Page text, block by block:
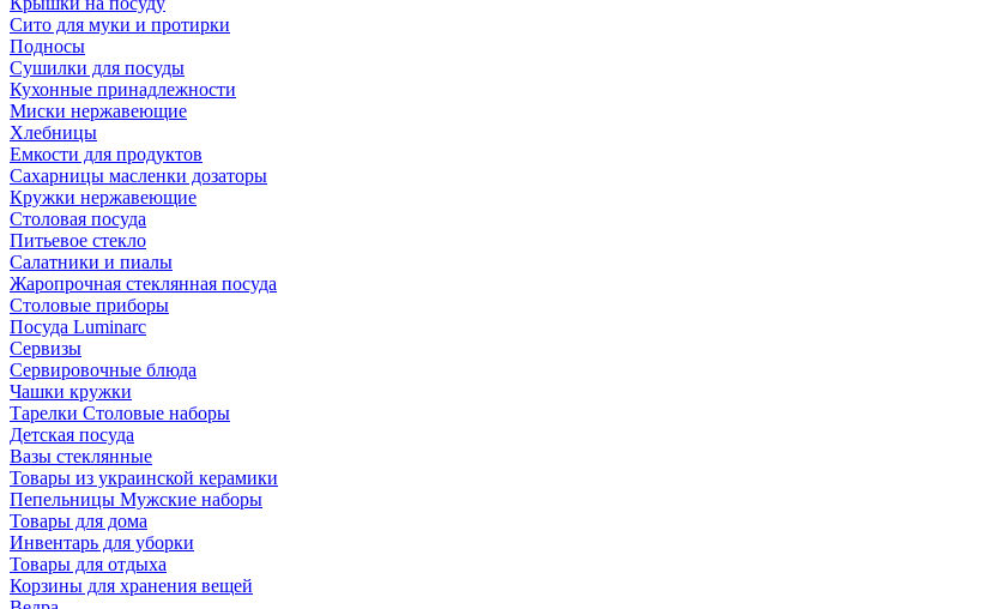
Сито для муки и протирки
Подносы
Сушилки для посуды
Кухонные принадлежности
Миски нержавеющие
Хлебницы
Емкости для продуктов
Сахарницы масленки дозаторы
Кружки нержавеющие
Столовая посуда
Питьевое стекло
Салатники и пиалы
Жаропрочная стеклянная посуда
Столовые приборы
Посуда Luminarс
Сервизы
Сервировочные блюда
Чашки кружки
Тарелки Столовые наборы
Детская посуда
Вазы стеклянные
Товары из украинской керамики
Пепельницы Мужские наборы
Товары для дома
Инвентарь для уборки
Товары для отдыха
Корзины для хранения вещей